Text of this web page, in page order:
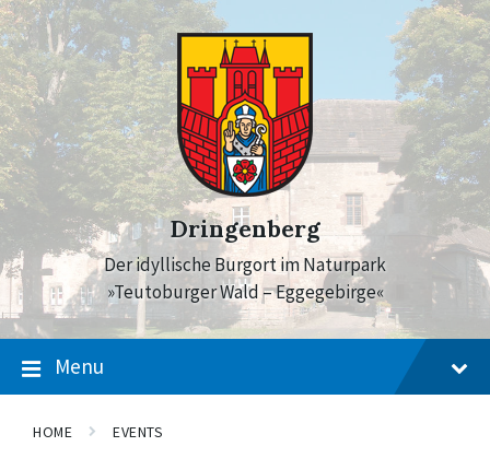
Skip
to
content
Skip
to
main
navigation
Skip
to
footer
Dringenberg
Der idyllische Burgort im Naturpark
»Teutoburger Wald – Eggegebirge«
Menu
HOME EVENTS